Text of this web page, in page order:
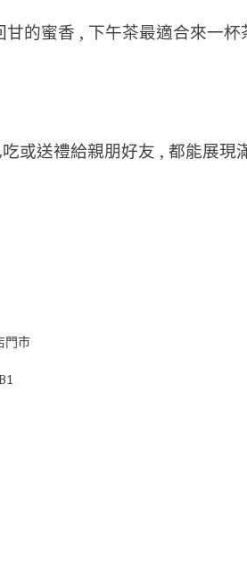
甘的蜜香 , 下午茶最適合來一杯
或送禮給親朋好友 , 都能展現
門市